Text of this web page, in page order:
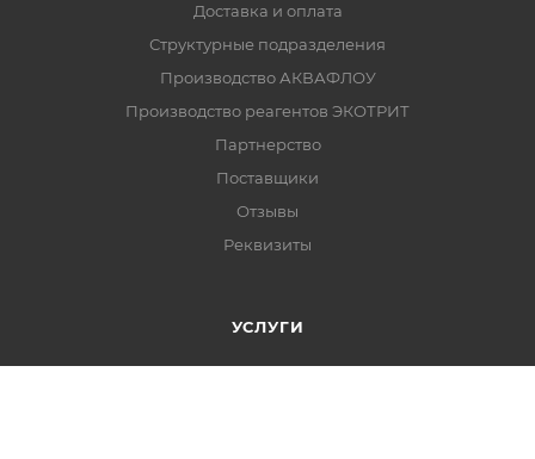
Доставка и оплата
Структурные подразделения
Производство АКВАФЛОУ
Производство реагентов ЭКОТРИТ
Партнерство
Поставщики
Отзывы
Реквизиты
УСЛУГИ